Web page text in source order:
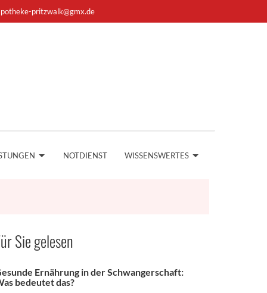
pritzwalk@gmx.de
NOTDIENST WISSENSWERTES
Sie gelesen
Ernährung in der Schwangerschaft:
bedeutet das?